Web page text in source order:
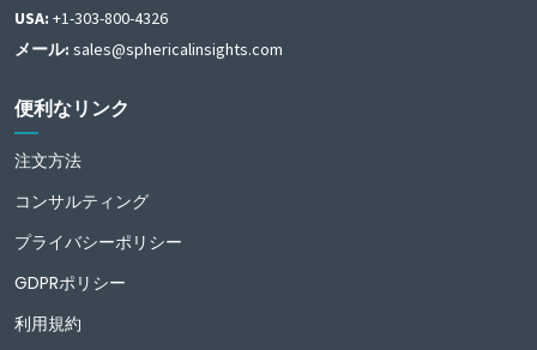
USA: +1-303-800-4326
メール: sales@sphericalinsights.com
便利なリンク
注文方法
コンサルティング
プライバシーポリシー
GDPRポリシー
利用規約